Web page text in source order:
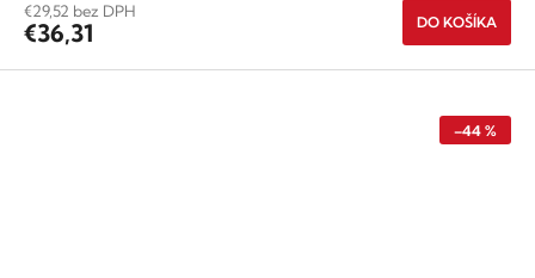
€29,52 bez DPH
€36,31 DO KOŠÍKA
–44 %